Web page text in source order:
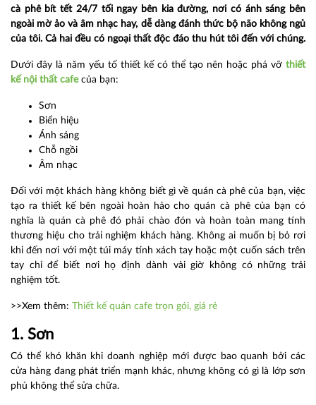
cà phê bít tết 24/7 tối ngay bên kia đường, nơi có ánh sáng bên
ngoài mờ ảo và âm nhạc hay, dễ dàng đánh thức bộ não không ngủ
của tôi. Cả hai đều có ngoại thất độc đáo thu hút tôi đến với chúng.
Dưới đây là năm yếu tố thiết kế có thể tạo nên hoặc phá vỡ thiết
kế nội thất cafecủa bạn:
Sơn
Biển hiệu
Ánh sáng
Chỗ ngồi
Âm nhạc
Đối với một khách hàng không biết gì về quán cà phê của bạn, việc
tạo ra thiết kế bên ngoài hoàn hảo cho quán cà phê của bạn có
nghĩa là quán cà phê đó phải chào đón và hoàn toàn mang tính
thương hiệu cho trải nghiệm khách hàng. Không ai muốn bị bỏ rơi
khi đến nơi với một túi máy tính xách tay hoặc một cuốn sách trên
tay chỉ để biết nơi họ định dành vài giờ không có những trải
nghiệm tốt.
>>Xem thêm: Thiết kế quán cafe trọn gói, giá rẻ
1. Sơn
Có thể khó khăn khi doanh nghiệp mới được bao quanh bởi các
cửa hàng đang phát triển mạnh khác, nhưng không có gì là lớp sơn
phủ không thể sửa chữa.